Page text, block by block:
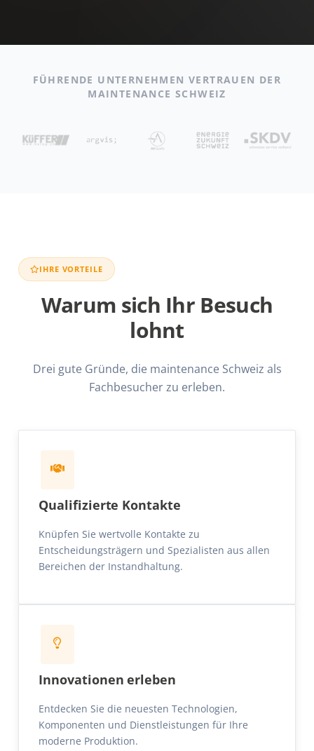
FÜHRENDE UNTERNEHMEN VERTRAUEN DER
MAINTENANCE SCHWEIZ
IHRE VORTEILE
Warum sich Ihr Besuch
lohnt
Drei gute Gründe, die maintenance Schweiz als
Fachbesucher zu erleben.
Qualifizierte Kontakte
Knüpfen Sie wertvolle Kontakte zu
Entscheidungsträgern und Spezialisten aus allen
Bereichen der Instandhaltung.
Innovationen erleben
Entdecken Sie die neuesten Technologien,
Komponenten und Dienstleistungen für Ihre
moderne Produktion.